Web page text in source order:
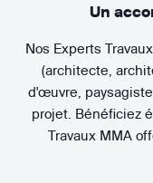
Un
Nos Experts
(architecte,
d'œuvre,
projet. Bénéficiez
Travaux MMA